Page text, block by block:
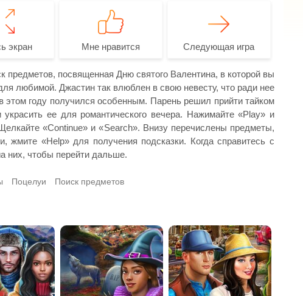
экран Мне нравится Следующая игра
предметов, посвященная Дню святого Валентина, в которой вы
любимой. Джастин так влюблен в свою невесту, что ради нее
году получился особенным. Парень решил прийти тайком
ее для романтического вечера. Нажимайте «Play» и
«Continue» и «Search». Внизу перечислены предметы,
жмите «Help» для получения подсказки. Когда справитесь с
них, чтобы перейти дальше.
Поцелуи Поиск предметов